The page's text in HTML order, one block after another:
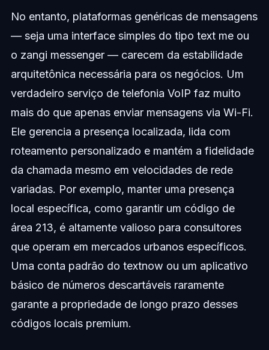
No entanto, plataformas genéricas de mensagens
— seja uma interface simples do tipo text me ou
o zangi messenger — carecem da estabilidade
arquitetônica necessária para os negócios. Um
verdadeiro serviço de telefonia VoIP faz muito
mais do que apenas enviar mensagens via Wi-Fi.
Ele gerencia a presença localizada, lida com
roteamento personalizado e mantém a fidelidade
da chamada mesmo em velocidades de rede
variadas. Por exemplo, manter uma presença
local específica, como garantir um código de
área 213, é altamente valioso para consultores
que operam em mercados urbanos específicos.
Uma conta padrão do textnow ou um aplicativo
básico de números descartáveis raramente
garante a propriedade de longo prazo desses
códigos locais premium.